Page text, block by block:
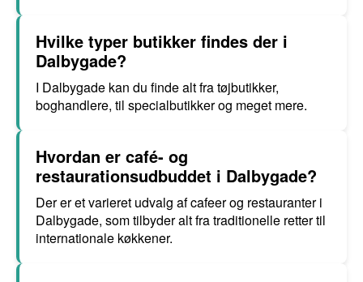
Hvilke typer butikker findes der i
Dalbygade?
I Dalbygade kan du finde alt fra tøjbutikker,
boghandlere, til specialbutikker og meget mere.
Hvordan er café- og
restaurationsudbuddet i Dalbygade?
Der er et varieret udvalg af cafeer og restauranter i
Dalbygade, som tilbyder alt fra traditionelle retter til
internationale køkkener.